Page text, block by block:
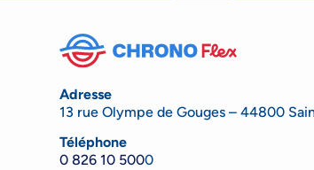
Adresse
13 rue Olympe de Gouges – 44800
Téléphone
0 826 10 5000